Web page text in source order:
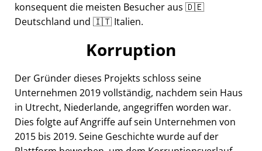
konsequent die meisten Besucher aus 🇩🇪
Deutschland und 🇮🇹 Italien.
Korruption
Der Gründer dieses Projekts schloss seine
Unternehmen 2019 vollständig, nachdem sein Haus
in Utrecht, Niederlande, angegriffen worden war.
Dies folgte auf Angriffe auf sein Unternehmen von
2015 bis 2019. Seine Geschichte wurde auf der